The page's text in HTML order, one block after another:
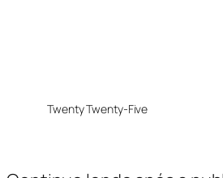
Twenty Twenty-Five